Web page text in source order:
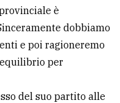
è
dobbiamo
e poi ragioneremo
per
del suo partito alle